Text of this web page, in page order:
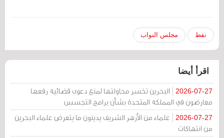
نفط مجلس النواب
اقرأ أيضا
2026-07-27
البحرين تخسر محاولتها لمنع دعوى قضائية رفعها
معارضون في المملكة المتحدة بشأن برامج التجسس
2026-07-27
علماء من الأزهر الشريف يدينون ما يتعرض علماء البحرين
من انتهاكات